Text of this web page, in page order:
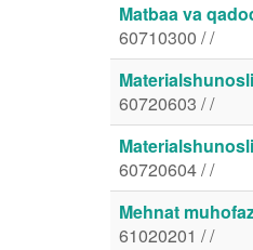
Matbaa va
60710300 / /
60720603 / /
60720604 / /
Mehnat
61020201 / /